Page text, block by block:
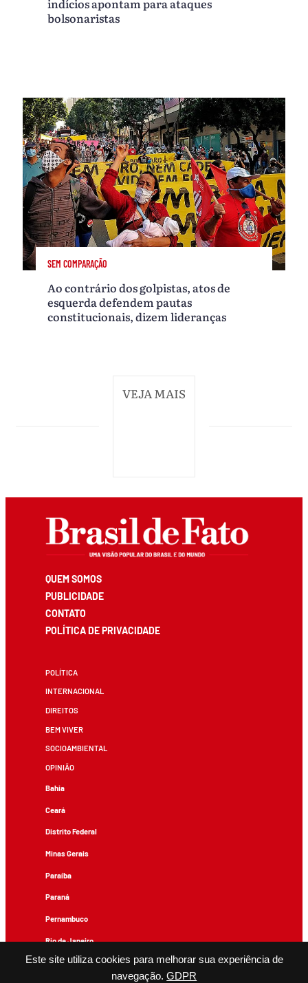
Este site utiliza cookies para melhorar sua experiência de
navegação. GDPR
bolsonaristas
SEM COMPARAÇÃO
Ao contrário dos golpistas, atos de
esquerda defendem pautas
constitucionais, dizem lideranças
VEJA MAIS
QUEM SOMOS
PUBLICIDADE
CONTATO
POLÍTICA DE PRIVACIDADE
POLÍTICA
INTERNACIONAL
DIREITOS
BEM VIVER
SOCIOAMBIENTAL
OPINIÃO
Bahia
Ceará
Distrito Federal
Minas Gerais
Paraíba
Paraná
Pernambuco
Rio de Janeiro
Rio Grande do Sul